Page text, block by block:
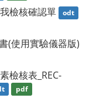
檢核確認單
odt
(使用實驗儀器版)
檢核表_REC-
pdf